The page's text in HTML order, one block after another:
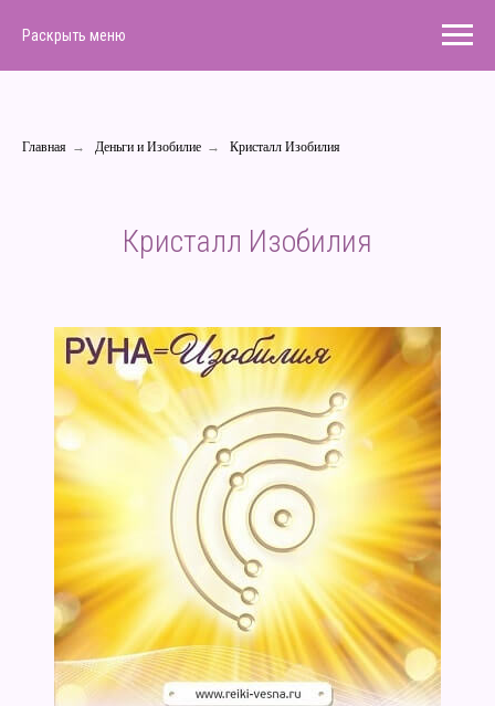
Раскрыть меню
Главная → Деньги и Изобилие → Кристалл Изобилия
Кристалл Изобилия